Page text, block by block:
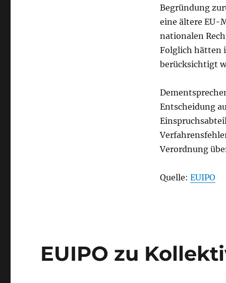
Begründung
eine ältere EU-
nationalen
Folglich hätten
berücksichtigt
Entscheidung
Verordnung
Quelle: EUIPO
EUIPO zu